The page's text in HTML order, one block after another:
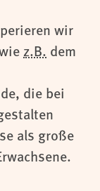
wir
z.B. dem
die bei
als große